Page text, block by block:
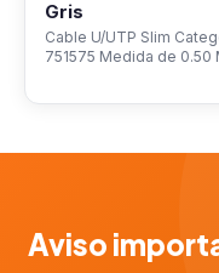
Gris
Cable U/UTP Slim
751575 Medida de 0.50
Aviso